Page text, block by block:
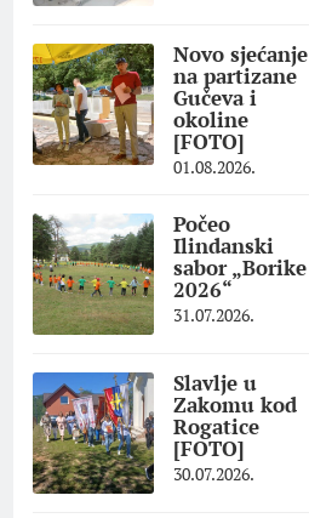
Novo sjećanje
na partizane
Gučeva i
okoline
[FOTO]
01.08.2026.
Počeo
Ilindanski
sabor „Borike
2026“
31.07.2026.
Slavlje u
Zakomu kod
Rogatice
[FOTO]
30.07.2026.